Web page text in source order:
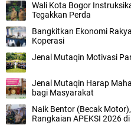
Wali Kota Bogor
Tegakkan Perda
Bangkitkan Ekonomi
Koperasi
Jenal Mutaqin Motivasi
Jenal Mutaqin Harap
bagi Masyarakat
Naik Bentor (Becak
Rangkaian APEKSI 2026